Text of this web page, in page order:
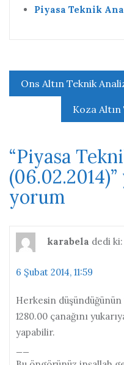
Piyasa Teknik
Yazı
gezinmesi
Ons Altın Teknik
Koza
“Piyasa
(06.02.2014)
yorum
karabela dedi ki:
6 Şubat 2014, 11:59
Herkesin
1280.00 çanağını
yapabilir.